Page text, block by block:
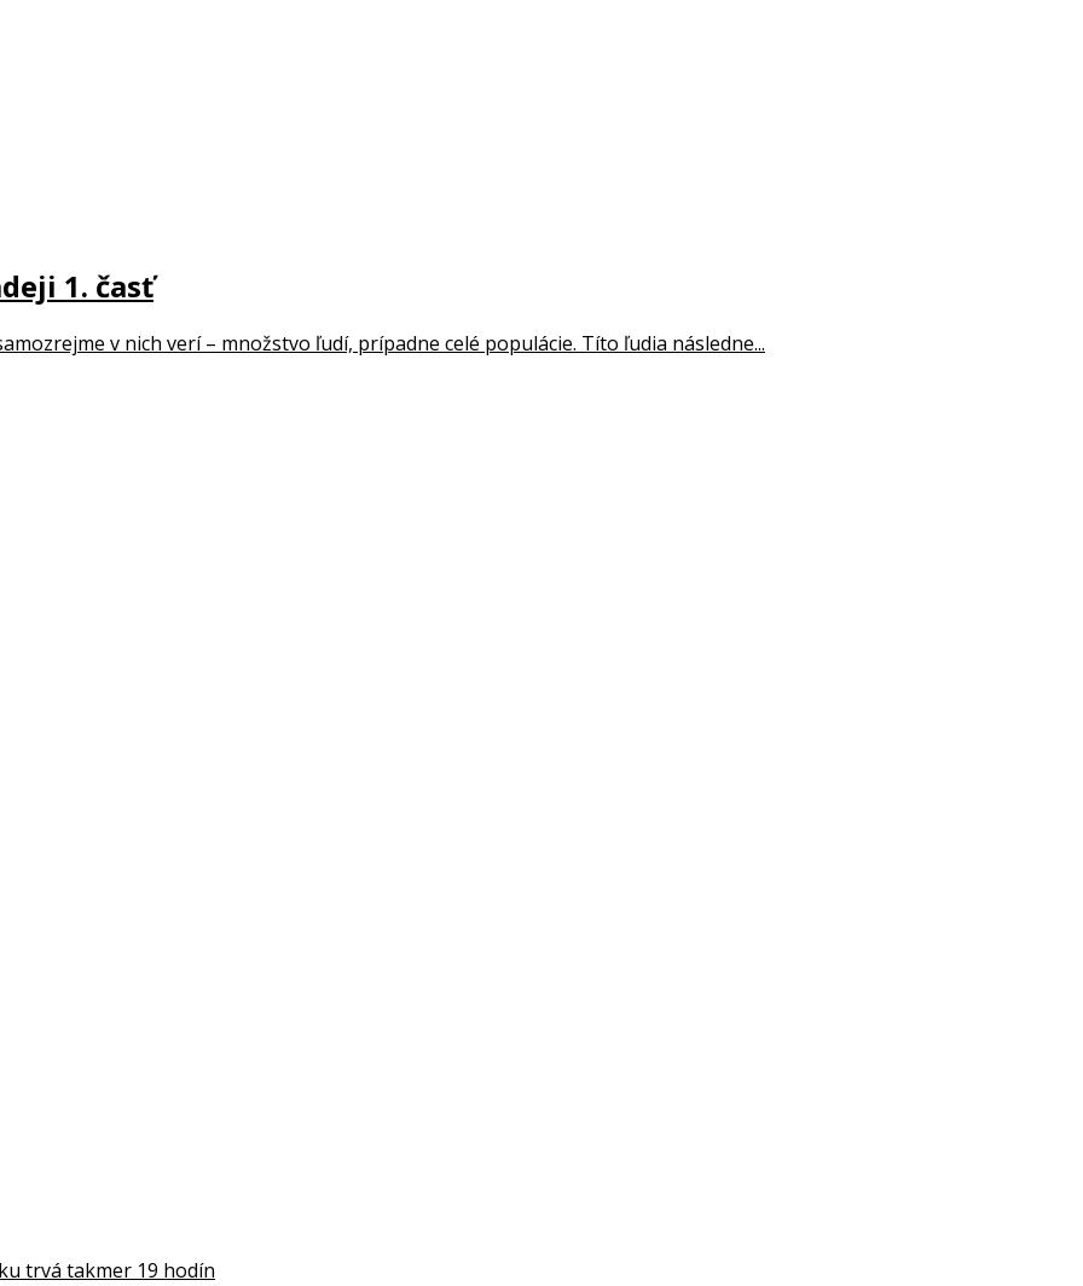
1. časť
v nich verí – množstvo ľudí, prípadne celé populácie. Títo ľudia následne...
trvá takmer 19 hodín